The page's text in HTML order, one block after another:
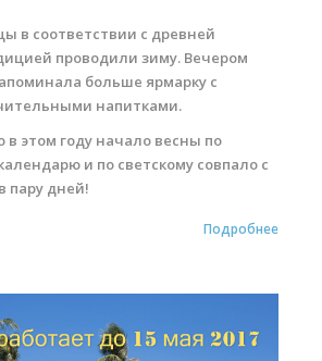
в соответствии с древней
проводили зиму. Вечером
больше ярмарку с
напитками.
в этом году начало весны по
и по светскому совпало с
пару дней!
Подробнее